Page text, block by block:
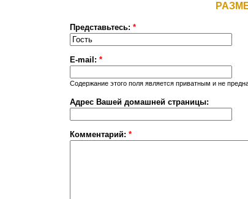
Представьтесь: *
E-mail: *
Содержание этого поля является приватным и не
Адрес Вашей домашней страницы:
Комментарий: *